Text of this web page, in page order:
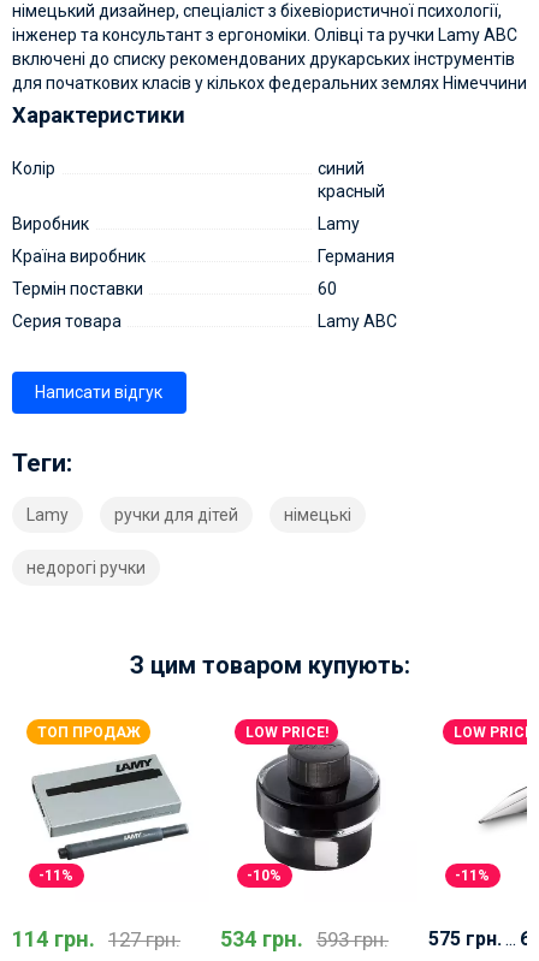
німецький дизайнер, спеціаліст з біхевіористичної психології,
інженер та консультант з ергономіки. Олівці та ручки Lamy ABC
включені до списку рекомендованих друкарських інструментів
для початкових класів у кількох федеральних землях Німеччини
Характеристики
Колір
синий
красный
Виробник
Lamy
Країна виробник
Германия
Термін поставки
60
Серия товара
Lamy ABC
Написати відгук
Теги:
Lamy ручки для дітей німецькі
недорогі ручки
З цим товаром купують:
ТОП ПРОДАЖ
-11%
114 грн. 127 грн.
LOW PRICE!
-10%
534 грн. 593 грн.
LOW PRICE!
-11%
575 грн. ...